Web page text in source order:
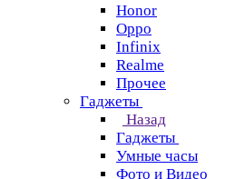
Honor
Oppo
Infinix
Realme
Прочее
Гаджеты
Назад
Гаджеты
Умные часы
Фото и Видео